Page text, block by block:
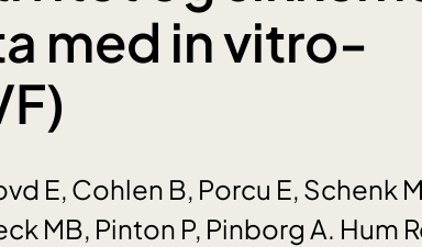
med in vitro-
E, Cohlen B, Porcu E, Schenk
MB, Pinton P, Pinborg A. Hum